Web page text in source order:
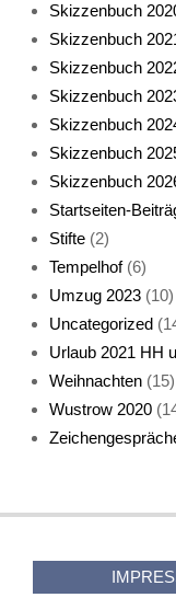
Skizzenbuch
Skizzenbuch
Skizzenbuch
Skizzenbuch
Skizzenbuch
Skizzenbuch
Skizzenbuch
Startseiten-
Stifte (2)
Tempelhof(6)
Umzug 2023 (10)
Uncategorized
Urlaub 2021 HH
Weihnachten (15)
Wustrow 2020